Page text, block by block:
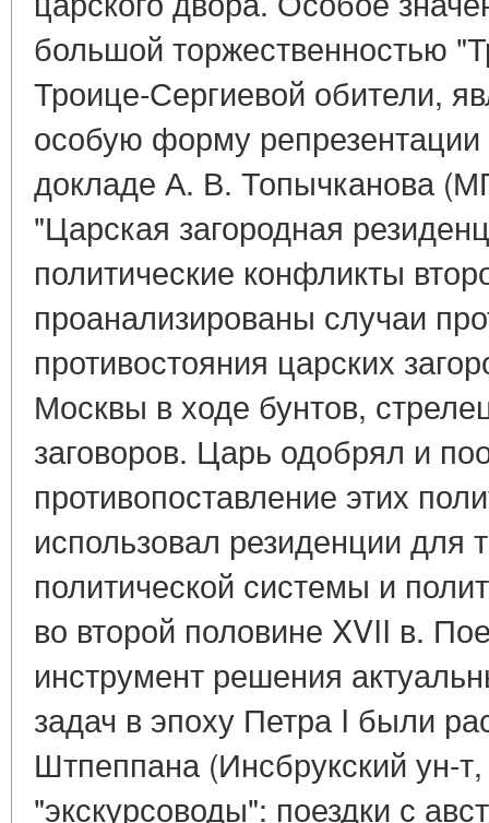
большой торжественностью
Троице-Сергиевой обители,
особую форму репрезентации
докладе А. В. Топычканова
"Царская загородная
политические конфликты
проанализированы случаи
противостояния царских
Москвы в ходе бунтов,
заговоров. Царь одобрял и
противопоставление этих
использовал резиденции для
политической системы и
во второй половине XVII в.
инструмент решения
задач в эпоху Петра I были
Штпеппана (Инсбрукский ун-
"экскурсоводы": поездки с